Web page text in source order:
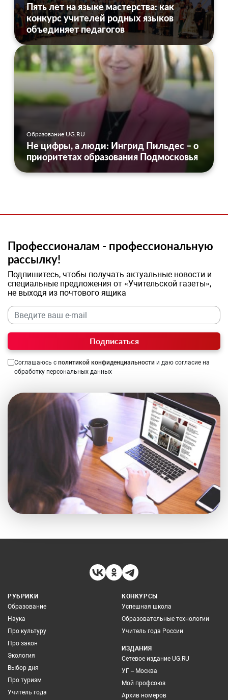
Пять лет на языке мастерства: как
конкурс учителей родных языков
объединяет педагогов
Образование UG.RU
Не цифры, а люди: Ингрид Пильдес – о
приоритетах образования Подмосковья
Профессионалам - профессиональную
рассылку!
Подпишитесь, чтобы получать актуальные новости и
специальные предложения от «Учительской газеты»,
не выходя из почтового ящика
Подписаться
Соглашаюсь с политикой конфиденциальности и даю согласие на
обработку персональных данных
РУБРИКИ
Образование
Наука
Про культуру
Про закон
Экология
Выбор дня
Про туризм
Учитель года
КОНКУРСЫ
Успешная школа
Образовательные технологии
Учитель года России
ИЗДАНИЯ
Сетевое издание UG.RU
УГ – Москва
Мой профсоюз
Архив номеров